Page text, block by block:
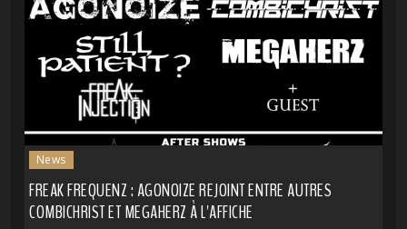
News
FREAK FREQUENZ : AGONOIZE REJOINT ENTRE AUTRES
COMBICHRIST ET MEGAHERZ À L'AFFICHE